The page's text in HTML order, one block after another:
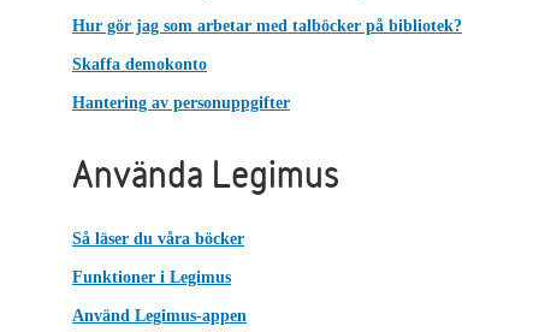
Hur gör jag som arbetar med talböcker på bibliotek?
Skaffa demokonto
Hantering av personuppgifter
Använda Legimus
Så läser du våra böcker
Funktioner i Legimus
Använd Legimus-appen